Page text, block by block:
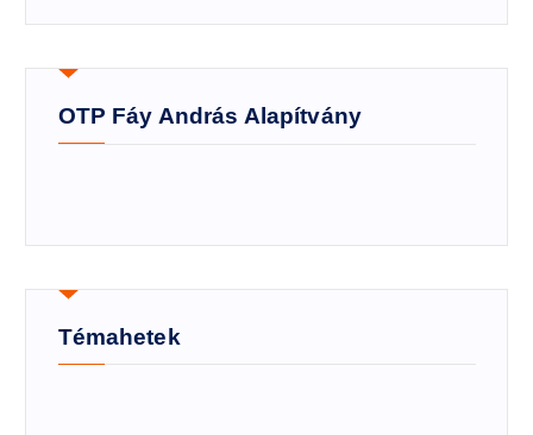
OTP Fáy András Alapítvány
Témahetek